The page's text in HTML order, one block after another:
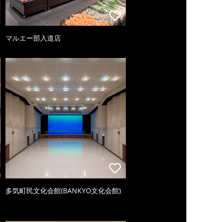
マルエー部入道店
多気町民文化会館(BANKYO文化会館)